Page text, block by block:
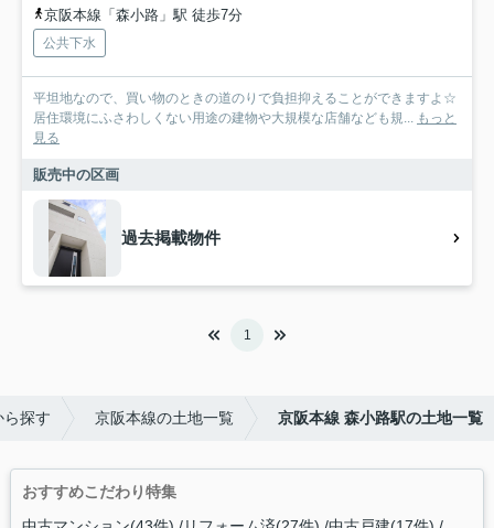
京阪本線「森小路」駅 徒歩7分
公共下水
平坦地なので、買い物のときの道のりで負担抑えることができますよ☆
居住環境にふさわしくない用途の建物や大規模な店舗なども規... もっと
見る
販売中の区画
過去掲載物件
1
ら探す 京阪本線の土地一覧 京阪本線 森小路駅の土地一覧
おすすめこだわり特集